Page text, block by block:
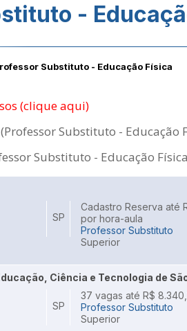
-
Substituto - Educação Física
(clique aqui)
Substituto - Educação
Substituto - Educação
SP
Cadastro Reserva até
por hora-aula
Professor Substituto
Superior
Ciência e Tecnologia de
SP
37 vagas até R$
Professor Substituto
Superior